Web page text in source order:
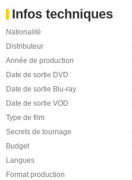
Infos techniques
Nationalité
Distributeur
Année de production
Date de sortie DVD
Date de sortie Blu-ray
Date de sortie VOD
Type de film
Secrets de tournage
Budget
Langues
Format production